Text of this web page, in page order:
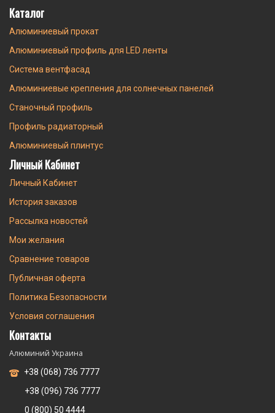
Каталог
Алюминиевый прокат
Алюминиевый профиль для LED ленты
Система вентфасад
Алюминиевые крепления для солнечных панелей
Станочный профиль
Профиль радиаторный
Алюминиевый плинтус
Личный Кабинет
Личный Кабинет
История заказов
Рассылка новостей
Мои желания
Сравнение товаров
Публичная оферта
Политика Безопасности
Условия соглашения
Контакты
Алюминий Украина
+38 (068) 736 7777
+38 (096) 736 7777
0 (800) 50 4444